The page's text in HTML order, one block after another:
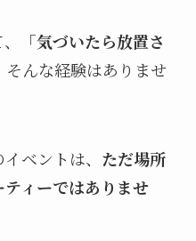
「気づいたら放置さ
そんな経験はありませ
ベントは、 ただ場所
ィーではありませ